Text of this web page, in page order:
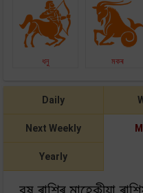
ধনু মকৰ
Daily
Next Weekly
Yearly